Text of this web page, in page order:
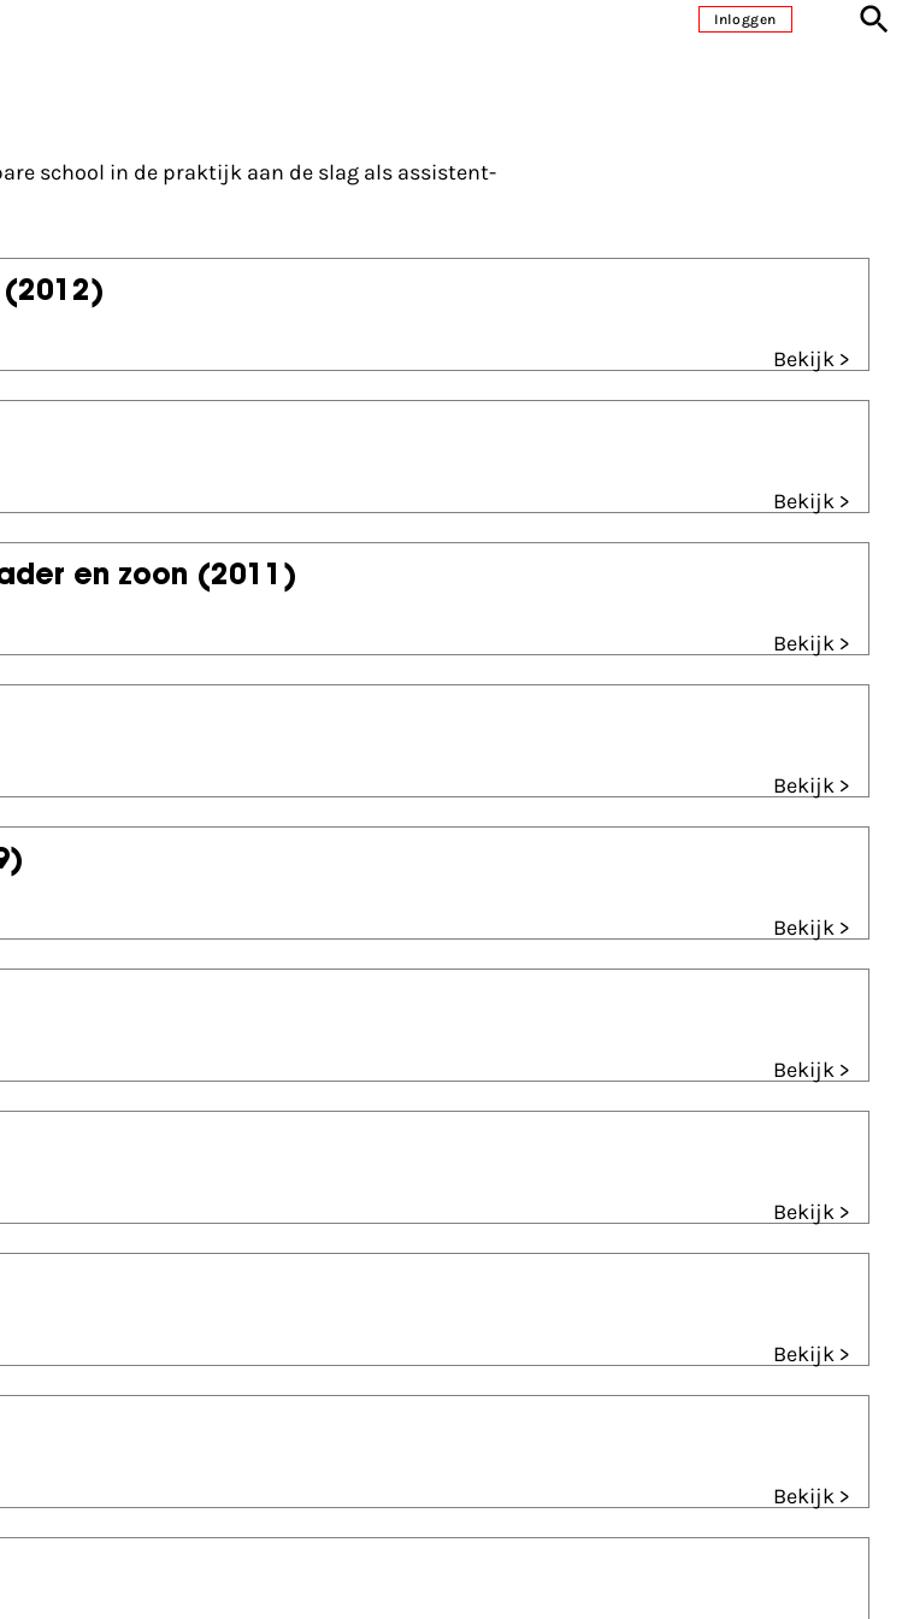
Inloggen
school in de praktijk aan de slag als assistent-
(2012)
Bekijk >
Bekijk >
en zoon (2011)
Bekijk >
Bekijk >
Bekijk >
Bekijk >
Bekijk >
Bekijk >
Bekijk >